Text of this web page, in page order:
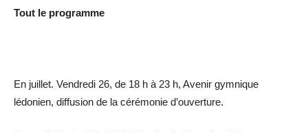
Tout le programme
En juillet. Vendredi 26, de 18 h à 23 h, Avenir gymnique
lédonien, diffusion de la cérémonie d’ouverture.